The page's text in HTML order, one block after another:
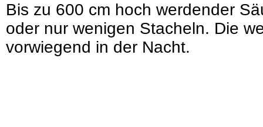
Bis zu 600 cm hoch werdender
oder nur wenigen Stacheln. Die
vorwiegend in der Nacht.